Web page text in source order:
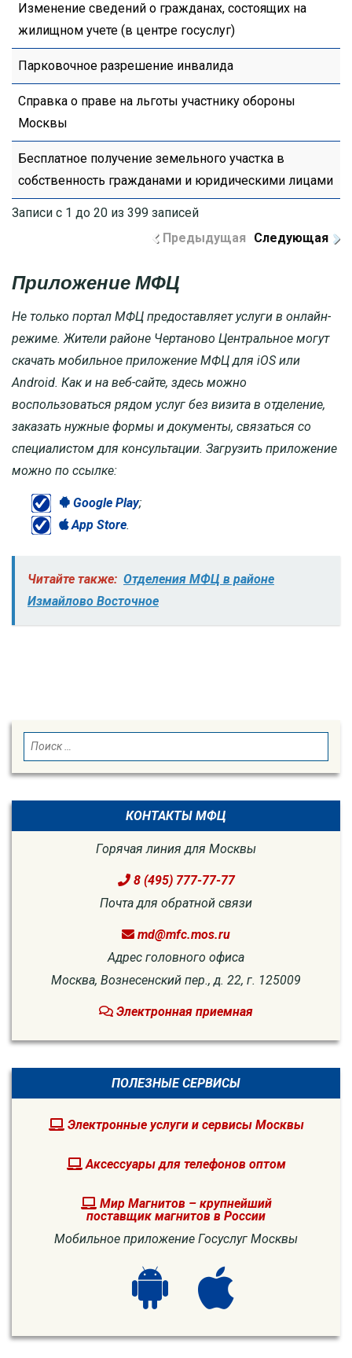
Изменение сведений о гражданах, состоящих на
жилищном учете (в центре госуслуг)
Парковочное разрешение инвалида
Справка о праве на льготы участнику обороны
Москвы
Бесплатное получение земельного участка в
собственность гражданами и юридическими лицами
Записи с 1 до 20 из 399 записей
Предыдущая Следующая
Приложение МФЦ
Не только портал МФЦ предоставляет услуги в онлайн-
режиме. Жители районе Чертаново Центральное могут
скачать мобильное приложение МФЦ для iOS или
Android. Как и на веб-сайте, здесь можно
воспользоваться рядом услуг без визита в отделение,
заказать нужные формы и документы, связаться со
специалистом для консультации. Загрузить приложение
можно по ссылке:
Google Play;
App Store.
Читайте также: Отделения МФЦ в районе
Измайлово Восточное
Search
for:
SEARCH
КОНТАКТЫ МФЦ
Горячая линия для Москвы
8 (495) 777-77-77
Почта для обратной связи
md@mfc.mos.ru
Адрес головного офиса
Москва, Вознесенский пер., д. 22, г. 125009
Электронная приемная
ПОЛЕЗНЫЕ СЕРВИСЫ
Электронные услуги и сервисы Москвы
Аксессуары для телефонов оптом
Мир Магнитов – крупнейший
поставщик магнитов в России
Мобильное приложение Госуслуг Москвы